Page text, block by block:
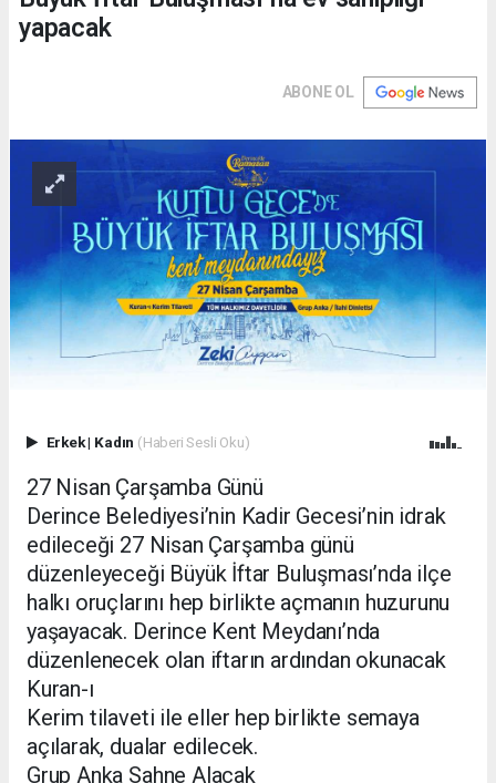
yapacak
ABONE OL
Erkek| Kadın (Haberi Sesli Oku)
27 Nisan Çarşamba Günü
Derince Belediyesi’nin Kadir Gecesi’nin idrak
edileceği 27 Nisan Çarşamba günü
düzenleyeceği Büyük İftar Buluşması’nda ilçe
halkı oruçlarını hep birlikte açmanın huzurunu
yaşayacak. Derince Kent Meydanı’nda
düzenlenecek olan iftarın ardından okunacak
Kuran-ı
Kerim tilaveti ile eller hep birlikte semaya
açılarak, dualar edilecek.
Grup Anka Sahne Alacak